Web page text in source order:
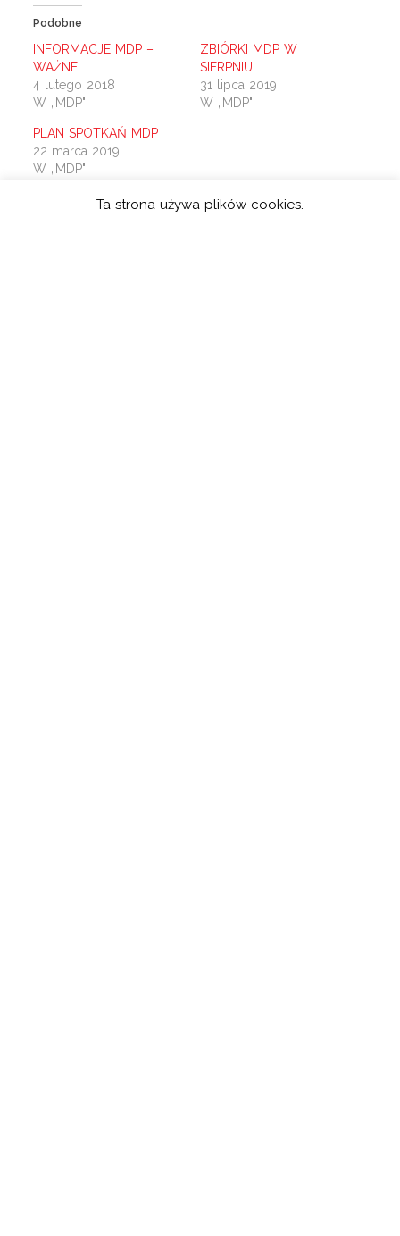
Podobne
INFORMACJE MDP –
WAŻNE
4 lutego 2018
W „MDP"
ZBIÓRKI MDP W
SIERPNIU
31 lipca 2019
W „MDP"
PLAN SPOTKAŃ MDP
22 marca 2019
W „MDP"
Ta strona używa plików cookies.